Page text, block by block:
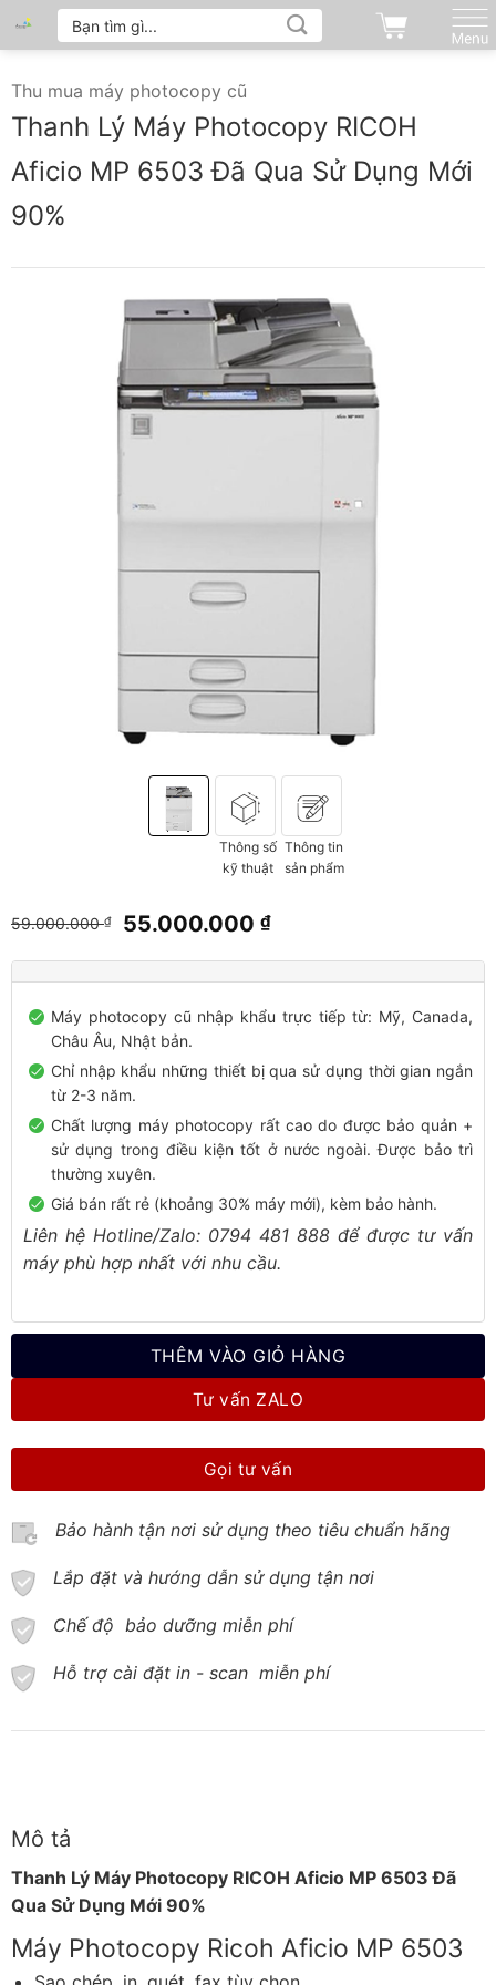
dung
Tìm
kiếm:
Thu mua máy photocopy cũ
Thanh Lý Máy Photocopy RICOH
Aficio MP 6503 Đã Qua Sử Dụng Mới
90%
Thông số
kỹ thuật
Thông tin
sản phẩm
59.000.000₫
Giá
là:
55.000.000₫Giá
tại
55.000.000 ₫.
Máy photocopy cũ nhập khẩu trực tiếp từ: Mỹ, Canada,
Châu Âu, Nhật bản.
Chỉ nhập khẩu những thiết bị qua sử dụng thời gian ngắn
từ 2-3 năm.
Chất lượng máy photocopy rất cao do được bảo quản +
sử dụng trong điều kiện tốt ở nước ngoài. Được bảo trì
thường xuyên.
Giá bán rất rẻ (khoảng 30% máy mới), kèm bảo hành.
Liên hệ Hotline/Zalo: 0794 481 888 để được tư vấn
máy phù hợp nhất với nhu cầu.
THÊM VÀO GIỎ HÀNG
Tư vấn ZALO
Gọi tư vấn
Bảo hành tận nơi sử dụng theo tiêu chuẩn hãng
Lắp đặt và hướng dẫn sử dụng tận nơi
Chế độ bảo dưỡng miễn phí
Hỗ trợ cài đặt in - scan miễn phí
Mô tả
Thanh Lý Máy Photocopy RICOH Aficio MP 6503 Đã
Qua Sử Dụng Mới 90%
Máy Photocopy Ricoh Aficio MP 6503